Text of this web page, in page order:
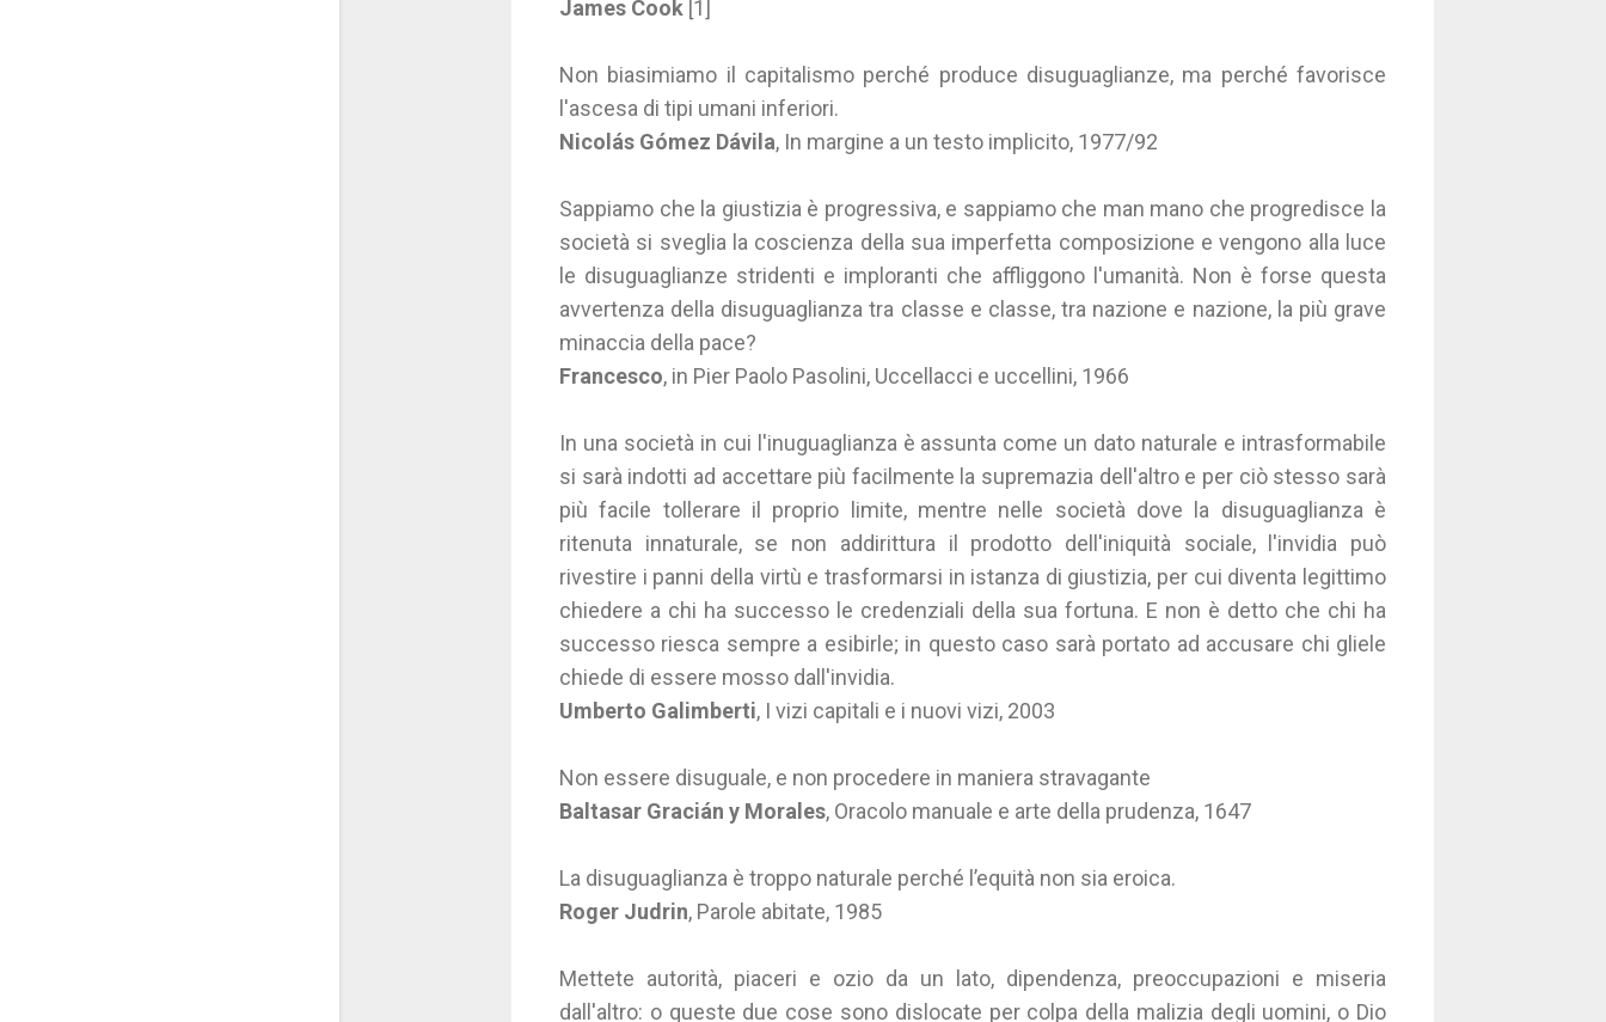
James Cook [1]
Non biasimiamo il capitalismo perché produce disuguaglianze, ma perché favorisce
l'ascesa di tipi umani inferiori.
Nicolás Gómez Dávila, In margine a un testo implicito, 1977/92
Sappiamo che la giustizia è progressiva, e sappiamo che man mano che progredisce la
società si sveglia la coscienza della sua imperfetta composizione e vengono alla luce
le disuguaglianze stridenti e imploranti che affliggono l'umanità. Non è forse questa
avvertenza della disuguaglianza tra classe e classe, tra nazione e nazione, la più grave
minaccia della pace?
Francesco, in Pier Paolo Pasolini, Uccellacci e uccellini, 1966
In una società in cui l'inuguaglianza è assunta come un dato naturale e intrasformabile
si sarà indotti ad accettare più facilmente la supremazia dell'altro e per ciò stesso sarà
più facile tollerare il proprio limite, mentre nelle società dove la disuguaglianza è
ritenuta innaturale, se non addirittura il prodotto dell'iniquità sociale, l'invidia può
rivestire i panni della virtù e trasformarsi in istanza di giustizia, per cui diventa legittimo
chiedere a chi ha successo le credenziali della sua fortuna. E non è detto che chi ha
successo riesca sempre a esibirle; in questo caso sarà portato ad accusare chi gliele
chiede di essere mosso dall'invidia.
Umberto Galimberti, I vizi capitali e i nuovi vizi, 2003
Non essere disuguale, e non procedere in maniera stravagante
Baltasar Gracián y Morales, Oracolo manuale e arte della prudenza, 1647
La disuguaglianza è troppo naturale perché l’equità non sia eroica.
Roger Judrin, Parole abitate, 1985
Mettete autorità, piaceri e ozio da un lato, dipendenza, preoccupazioni e miseria
dall'altro: o queste due cose sono dislocate per colpa della malizia degli uomini, o Dio